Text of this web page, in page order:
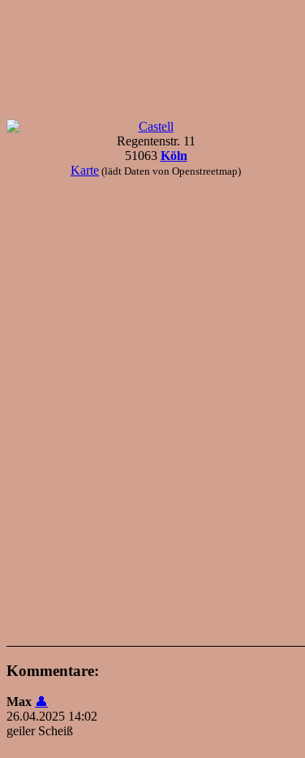
Castell
Regentenstr. 11
51063 Köln
Karte (lädt Daten von Openstreetmap)
Kommentare:
Max 👤
26.04.2025 14:02
geiler Scheiß